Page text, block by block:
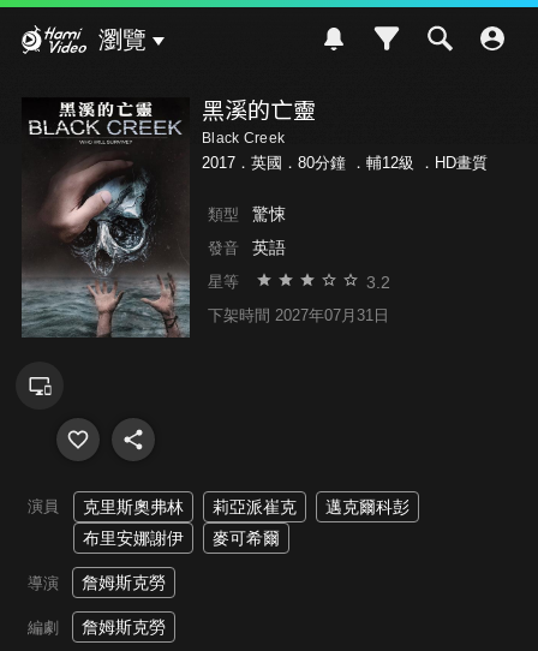
瀏覽
黑溪的亡靈
Black Creek
2017．英國．80分鐘 ． 輔12級 ．HD畫質
類型 驚悚
發音 英語
星等 3.2
下架時間 2027年07月31日
演員 克里斯奧弗林 莉亞派崔克
邁克爾科彭
布里安娜謝伊
麥可希爾
導演 詹姆斯克勞
編劇 詹姆斯克勞